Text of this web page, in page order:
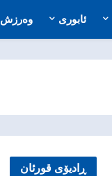
ئابوری وەرزش
ڕادیۆی قورئان